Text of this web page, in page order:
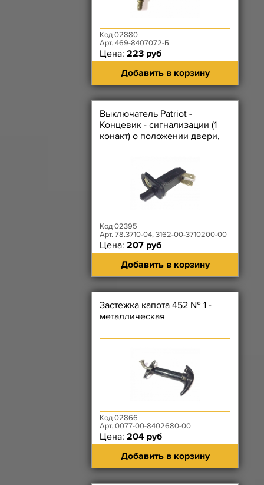
Код 02880
Арт. 469-8407072-Б
Цена: 223 руб
Добавить в корзину
Выключатель Patriot -
Концевик - сигнализации (1
конакт) о положении двери,
багажника, капота
Код 02395
Арт. 78.3710-04, 3162-00-3710200-00
Цена: 207 руб
Добавить в корзину
Застежка капота 452 № 1 -
металлическая
Код 02866
Арт. 0077-00-8402680-00
Цена: 204 руб
Добавить в корзину